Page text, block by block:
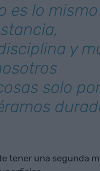
es lo mismo
y
solo por
tener una segunda